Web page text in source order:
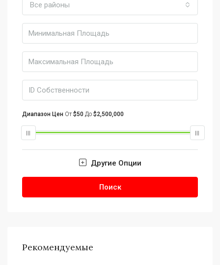
Все районы
Диапазон Цен От$50 До $2,500,000
Другие Опции
Поиск
Рекомендуемые